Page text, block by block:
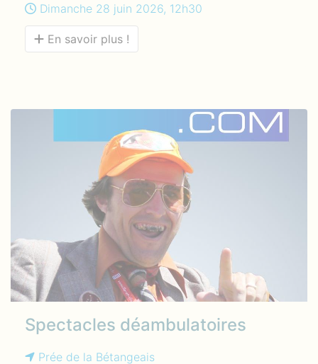
Dimanche 28 juin 2026, 12h30
En savoir plus !
Spectacles déambulatoires
Prée de la Bétangeais